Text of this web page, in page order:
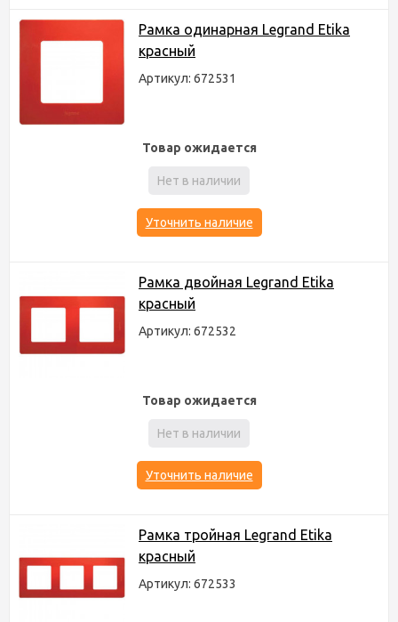
Рамка одинарная Legrand Etika
красный
Артикул: 672531
Товар ожидается
Нет в наличии
Уточнить наличие
Рамка двойная Legrand Etika
красный
Артикул: 672532
Товар ожидается
Нет в наличии
Уточнить наличие
Рамка тройная Legrand Etika
красный
Артикул: 672533